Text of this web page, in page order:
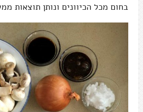
בחום מכל הכיוונים ונותן תוצאות